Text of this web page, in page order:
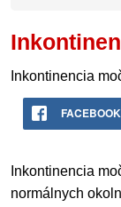
Inkontinencia
FACEBOOK
Inkontinencia
normálnych